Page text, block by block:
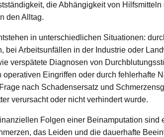
die Abhängigkeit von
den Alltag.
in unterschiedlichen Situationen:
bei Arbeitsunfällen in der Industrie oder
verspätete Diagnosen von
operativen Eingriffen oder durch fehlerhafte
nach Schadensersatz und
verursacht oder nicht verhindert wurde.
Folgen einer Beinamputation sind
das Leiden und die dauerhafte